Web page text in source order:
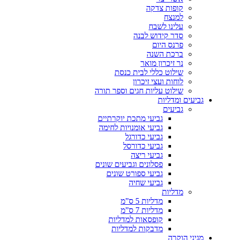
קופות צדקה
למנצח
עלינו לשבח
סדר קידוש לבנה
פרנס היום
ברכת השנה
נר זיכרון מואר
שילוט כללי לבית כנסת
לוחות ועצי זיכרון
שילוט עליות חגים וספר תורה
גביעים ומדליות
גביעים
גביעי מתכת יוקרתיים
גביעי אומנויות לחימה
גביעי כדורגל
גביעי כדורסל
גביעי ריצה
פסלונים וגביעים שונים
גביעי ספורט שונים
גביעי שחיה
מדליות
מדליות 5 ס”מ
מדליות 7 ס”מ
קופסאות למדליות
מדבקות למדליות
מגיני הוקרה